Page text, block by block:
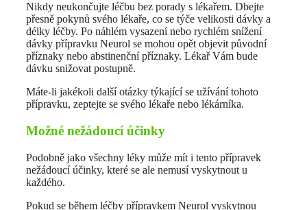
Nikdy neukončujte léčbu bez porady s lékařem. Dbejte
přesně pokynů svého lékaře, co se týče velikosti dávky a
délky léčby. Po náhlém vysazení nebo rychlém snížení
dávky přípravku Neurol se mohou opět objevit původní
příznaky nebo abstinenční příznaky. Lékař Vám bude
dávku snižovat postupně.
Máte-li jakékoli další otázky týkající se užívání tohoto
přípravku, zeptejte se svého lékaře nebo lékárníka.
Možné nežádoucí účinky
Podobně jako všechny léky může mít i tento přípravek
nežádoucí účinky, které se ale nemusí vyskytnout u
každého.
Pokud se během léčby přípravkem Neurol vyskytnou